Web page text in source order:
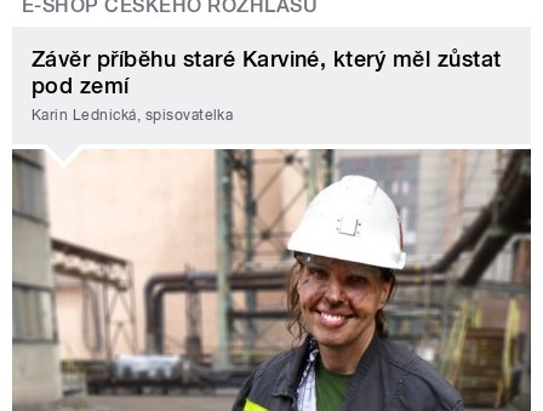
E-SHOP ČESKÉHO ROZHLASU
Závěr příběhu staré Karviné, který měl zůstat
pod zemí
Karin Lednická, spisovatelka